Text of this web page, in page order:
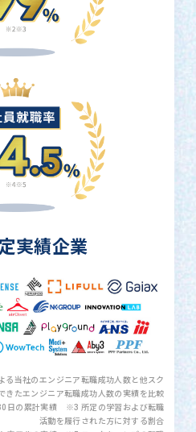
実績企業
当社のエンジニア転職成功人数と他スク
きたエンジニア転職成功人数の実績を比較
日の累計実績 ※3 所定の学習および転職
活動を履行された方に対する割合